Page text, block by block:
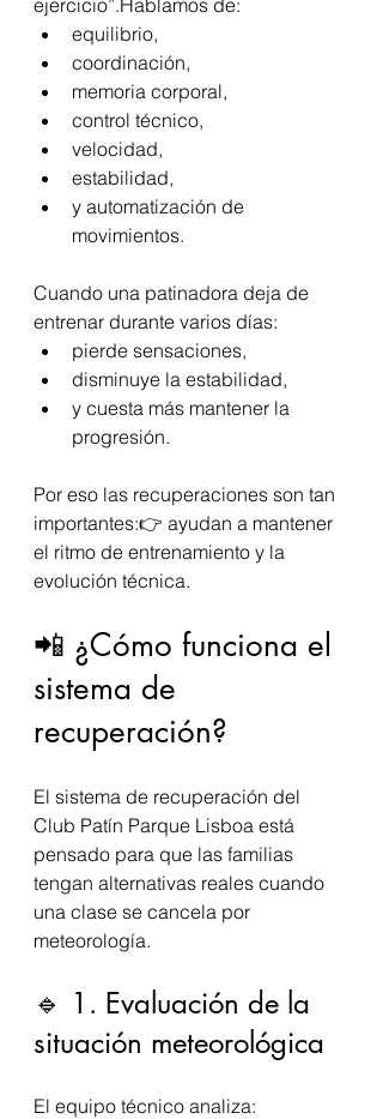
equilibrio,
coordinación,
memoria corporal,
control técnico,
velocidad,
estabilidad,
y automatización de
movimientos.
Cuando una patinadora deja de
entrenar durante varios días:
pierde sensaciones,
disminuye la estabilidad,
y cuesta más mantener la
progresión.
Por eso las recuperaciones son tan
importantes:👉 ayudan a mantener
el ritmo de entrenamiento y la
evolución técnica.
📲 ¿Cómo funciona el
sistema de
recuperación?
El sistema de recuperación del
Club Patín Parque Lisboa está
pensado para que las familias
tengan alternativas reales cuando
una clase se cancela por
meteorología.
🔹 1. Evaluación de la
situación meteorológica
El equipo técnico analiza: